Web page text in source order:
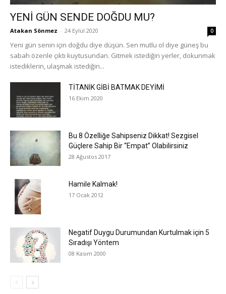
YENİ GÜN SENDE DOĞDU MU?
Atakan Sönmez - 24 Eylül 2020 0
Yeni gün senin için doğdu diye düşün. Sen mutlu ol diye güneş bu
sabah özenle çıktı kuytusundan. Gitmek istediğin yerler, dokunmak
istediklerin, ulaşmak istediğin...
TİTANİK GİBİ BATMAK DEYİMİ
16 Ekim 2020
Bu 8 Özelliğe Sahipseniz Dikkat! Sezgisel
Güçlere Sahip Bir “Empat” Olabilirsiniz
28 Ağustos 2017
Hamile Kalmak!
17 Ocak 2012
Negatif Duygu Durumundan Kurtulmak için 5
Sıradışı Yöntem
08 Kasım 2000